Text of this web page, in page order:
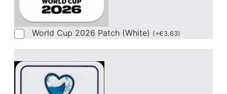
World Cup 2026 Patch (White) (+€3.63)